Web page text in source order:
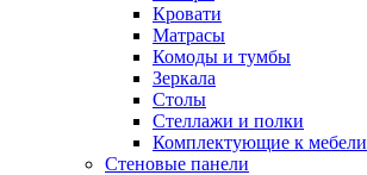
Кровати
Матрасы
Комоды и тумбы
Зеркала
Столы
Стеллажи и полки
Комплектующие к мебели
Стеновые панели